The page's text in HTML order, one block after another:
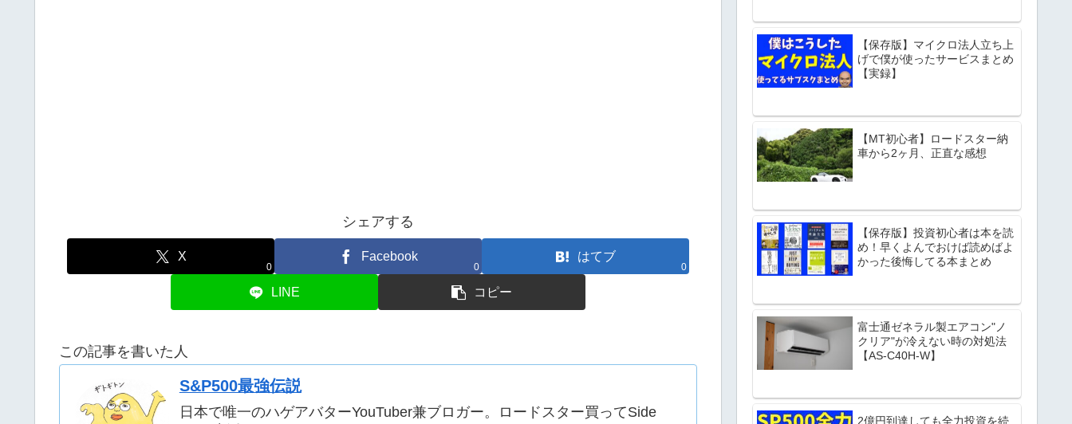
シェアする
X
0
Facebook
0
はてブ
0
LINE コピー
この記事を書いた人
S&P500最強伝説
日本で唯一のハゲアバターYouTuber兼ブロガー。ロードスター買ってSide
【保存版】マイクロ法人立ち上
げで僕が使ったサービスまとめ
【実録】
【MT初心者】ロードスター納
車から2ヶ月、正直な感想
【保存版】投資初心者は本を読
め！早くよんでおけば読めばよ
かった後悔してる本まとめ
富士通ゼネラル製エアコン"ノ
クリア"が冷えない時の対処法
【AS-C40H-W】
2億円到達しても全力投資を続